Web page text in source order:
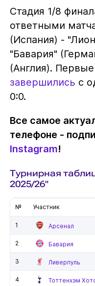
Стадия 1/8
ответными
(Испания) -
"Бавария"
(Англия).
завершились с
0:0.
Все самое
телефоне -
Instagram!
Турнирная
2025/26"
№ Участник
1 Арсенал
2 Бавария
3 Ливерпуль
4 Тоттенхэм